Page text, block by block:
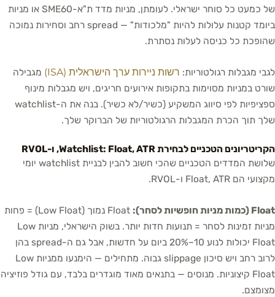
של כמעט כל סוחר ישראלי. לעומתן, מניות מדד ת"א-SME60 או מניות
ביומד קטנות עלולות להיות "מלכודות" — spread רחב וסחירות נמוכה
שהופכת כל כניסה לעלות נסתרת.
לגבי מגבלות רגולטוריות: רשות ניירות ערך הישראלית (ISA)
מגבילה
שורט במניות מסוימות בתקופות אירועים חריגים, ויש מגבלות מינוף
ספציפיות לפי סיווג המשקיע (כשיר/לא כשיר). בנה את ה-watchlist
שלך תוך הכרת המגבלות הרגולטוריות של הברוקר שלך.
הקריטריונים הטכניים לבחירת Watchlist: Float, ATR, ו-RVOL
שלושת המדדים הטכניים שהכי חשוב להבין לבניית watchlist יומי
מקצועי הם Float, ATR ו-RVOL.
Float (כמות מניות חופשיות לסחר):
Float נמוך (Low Float) = פחות
מניות זמינות לסחר = תנועות חדות יותר. בשוק הישראלי, מניות Low
Float יכולות לנוע 10–20% ביום על חדשות, אבל גם ה-spread בהן
לרוב רחב ויש סיכון slippage גבוה. מתחילים — הימנעו ממניות Low
Float קיצוניות. מנוסים — בתנאים מאוד מוגדרים בלבד, עם גודל פוזיציה
מצומצם.